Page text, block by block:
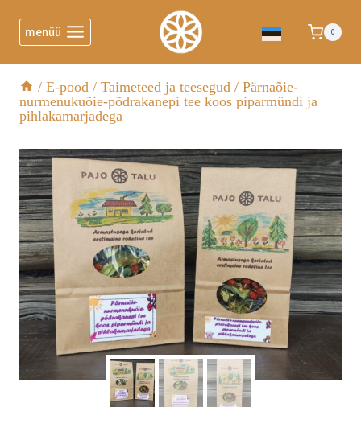
menüü 0
/ E-pood / Taimeteed ja teesegud / Pärnaõie-
nurmenukuõie-põdrakanepi tee koos piparmündi ja
pihlakamarjadega